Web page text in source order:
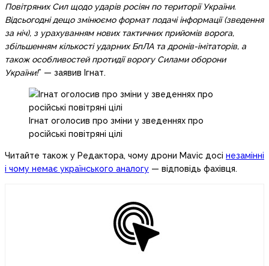
Повітряних Сил щодо ударів росіян по території України.
Відсьогодні дещо змінюємо формат подачі інформації (зведення
за ніч), з урахуванням нових тактичних прийомів ворога,
збільшенням кількості ударних БпЛА та дронів-імітаторів, а
також особливостей протидії ворогу Силами оборони
України!” — заявив Ігнат.
Ігнат оголосив про зміни у зведеннях про
російські повітряні цілі
Читайте також у Редактора, чому дрони Mavic досі незамінні
і чому немає українського аналогу — відповідь фахівця.